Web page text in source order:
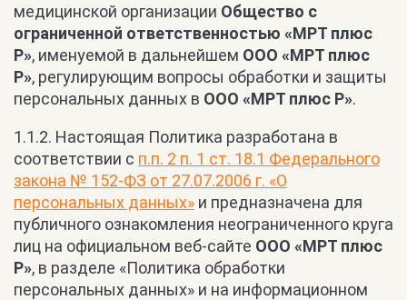
медицинской организации Общество с
ограниченной ответственностью «МРТ плюс
Р», именуемой в дальнейшем ООО «МРТ плюс
Р», регулирующим вопросы обработки и защиты
персональных данных в ООО «МРТ плюс Р».
1.1.2. Настоящая Политика разработана в
соответствии с п.п. 2 п. 1 ст. 18.1 Федерального
закона № 152-ФЗ от 27.07.2006 г. «О
персональных данных» и предназначена для
публичного ознакомления неограниченного круга
лиц на официальном веб-сайте ООО «МРТ плюс
Р», в разделе «Политика обработки
персональных данных» и на информационном